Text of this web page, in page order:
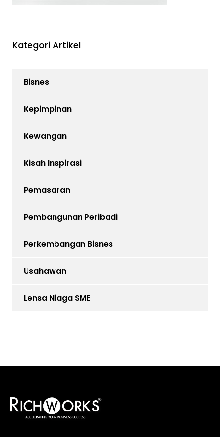
Kategori Artikel
Bisnes
Kepimpinan
Kewangan
Kisah Inspirasi
Pemasaran
Pembangunan Peribadi
Perkembangan Bisnes
Usahawan
Lensa Niaga SME